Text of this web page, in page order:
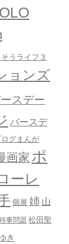
うライフ３
ョンズ
スデー
バースデ
ログまんが
画家 ポ
ーレ
個展 姉 山
時事問題 松田聖
き